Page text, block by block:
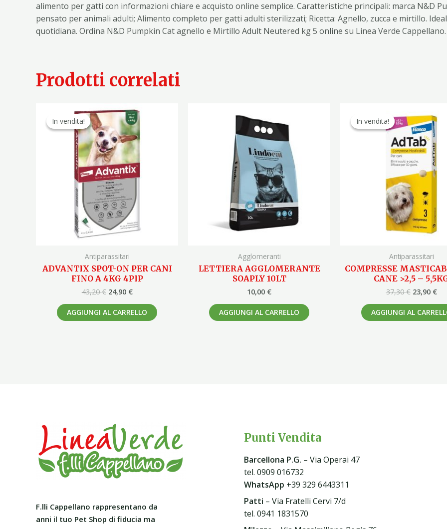
alimento per gatti con informazioni chiare e acquisto online semplice. Caratteristiche principali: marca N&D
pensato per animali adulti; Alimento completo per gatti adulti sterilizzati; Ricetta: Agnello, zucca e mirtillo.
quotidiana. Ordina N&D Pumpkin Cat agnello e Mirtillo Adult Neutered kg 5 online su Linea Verde Cappellano.
Prodotti correlati
In vendita!
In vendita!
Antiparassitari
ADVANTIX SPOT-ON PER CANI
FINO A 4KG 4PIP
43,20€
prezzo
originale
era:
43,20 €.
24,90 €
Il
prezzo
attuale
è:
24,90 €.
AGGIUNGI AL CARRELLO
Agglomeranti
LETTIERA AGGLOMERANTE
SOAPLY 10LT
10,00 €
AGGIUNGI AL CARRELLO
In vendita!
In vendita!
Antiparassitari
COMPRESSE
CANE >2,5 –
37,30€
prezzo
originale
era:
37,30 €.
23,90 €
AGGIUNGI AL
F.lli Cappellano rappresentano da
anni il tuo Pet Shop di fiducia ma
Punti Vendita
Barcellona P.G. – Via Operai 47
tel. 0909 016732
WhatsApp +39 329 6443311
Patti – Via Fratelli Cervi 7/d
tel. 0941 1831570